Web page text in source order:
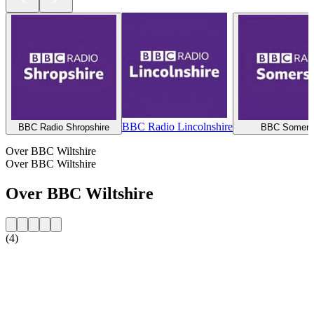
BBC Radio Shropshire BBC Radio Lincolnshire BBC
Over BBC Wiltshire
Over BBC Wiltshire
Over BBC Wiltshire
(4)